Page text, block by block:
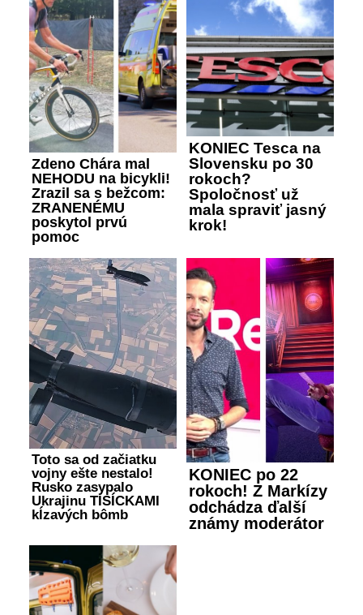
Zdeno Chára mal
NEHODU na bicykli!
Zrazil sa s bežcom:
ZRANENÉMU
poskytol prvú
pomoc
KONIEC Tesca na
Slovensku po 30
rokoch?
Spoločnosť už
mala spraviť jasný
krok!
Toto sa od začiatku
vojny ešte nestalo!
Rusko zasypalo
Ukrajinu TISÍCKAMI
kĺzavých bômb
KONIEC po 22
rokoch! Z Markízy
odchádza ďalší
známy moderátor